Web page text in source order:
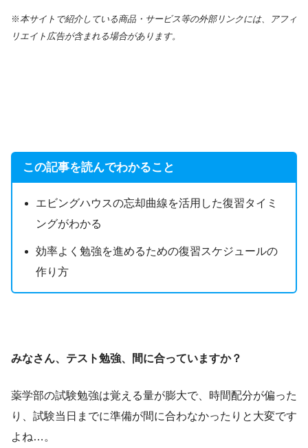
※本サイトで紹介している商品・サービス等の外部リンクには、アフィ
リエイト広告が含まれる場合があります。
この記事を読んでわかること
エビングハウスの忘却曲線を活用した復習タイミ
ングがわかる
効率よく勉強を進めるための復習スケジュールの
作り方
みなさん、テスト勉強、間に合っていますか？
薬学部の試験勉強は覚える量が膨大で、時間配分が偏った
り、試験当日までに準備が間に合わなかったりと大変です
よね…。